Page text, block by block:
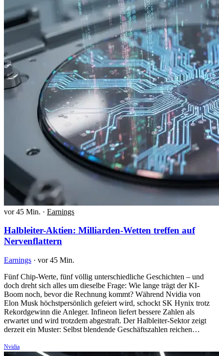
vor 45 Min. · Earnings
Halbleiter-Aktien: Milliarden-Wetten treffen auf
Nervenflattern
Earnings · vor 45 Min.
Fünf Chip-Werte, fünf völlig unterschiedliche Geschichten – und
doch dreht sich alles um dieselbe Frage: Wie lange trägt der KI-
Boom noch, bevor die Rechnung kommt? Während Nvidia von
Elon Musk höchstpersönlich gefeiert wird, schockt SK Hynix trotz
Rekordgewinn die Anleger. Infineon liefert bessere Zahlen als
erwartet und wird trotzdem abgestraft. Der Halbleiter-Sektor zeigt
derzeit ein Muster: Selbst blendende Geschäftszahlen reichen…
Nvidia